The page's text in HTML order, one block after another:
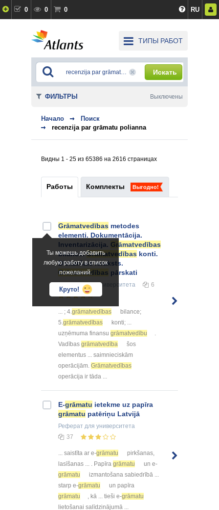
0 0 0 RU
ТИПЫ РАБОТ
Искать
Начало
Поиск
recenzija par grāmatu polianna
Видны 1 - 25 из 65386 на 2616 страницах
Работы Комплекты Выгодно!
Ты можешь добавить
любую работу в список
пожеланий.
Круто!
Grāmatvedības metodes
elementi. Dokumentācija.
Inventarizācija. Grāmatvedības
bilance.Grāmatvedības konti.
Divkāršais ieraksts.
Grāmatvedības pārskati
Конспектдля университета 6
... ; 4.grāmatvedības
bilance;
5.grāmatvedības
konti; ...
uzņēmuma finansu grāmatvedību
.
Vadības grāmatvedība
šos
elementus ... saimnieciskām
operācijām. Grāmatvedības
operācija ir tāda ...
E-grāmatu ietekme uz papīra
grāmatu patēriņu Latvijā
Реферат для университета
37
... saistīta ar e-grāmatu
pirkšanas,
lasīšanas ... . Papīra grāmatu
un e-
grāmatu
izmantošana sabiedrībā ...
starp e-grāmatu
un papīra
grāmatu
, kā ... tieši e-grāmatu
lietošanai salīdzinājumā ...
ФИЛЬТРЫ Выключены